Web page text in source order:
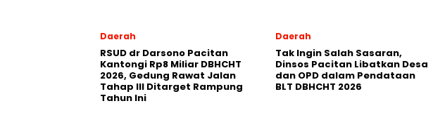
Daerah
RSUD dr Darsono Pacitan
Kantongi Rp8 Miliar DBHCHT
2026, Gedung Rawat Jalan
Tahap III Ditarget Rampung
Tahun Ini
Daerah
Tak Ingin Salah Sasaran,
Dinsos Pacitan Libatkan Desa
dan OPD dalam Pendataan
BLT DBHCHT 2026